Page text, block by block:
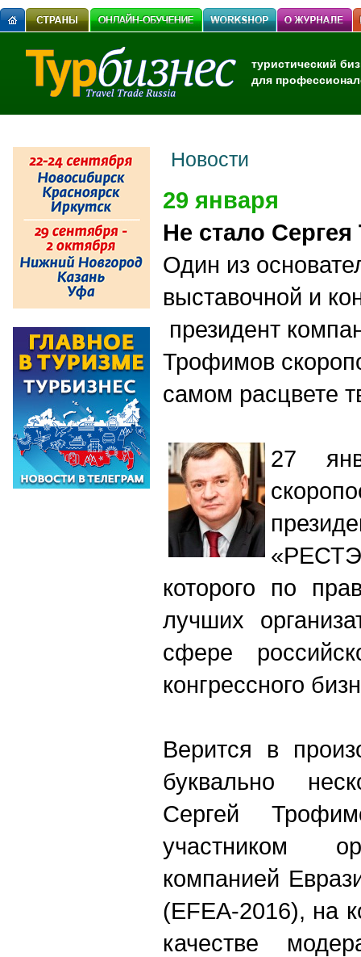
туристический
для
Новости
29 января
Не стало
Один из
выставочной и
президент
Трофимов
самом расцвете
27
которого по
лучших
сфере
конгрессного
Верится в
буквально
Сергей
участником
компанией
(EFEA-2016), на
качестве